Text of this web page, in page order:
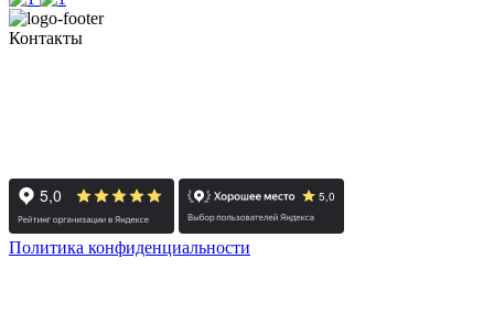
Контакты
Политика конфиденциальности